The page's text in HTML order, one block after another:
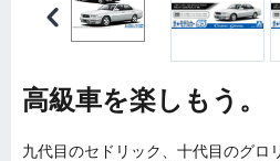
高級車を楽しもう。
九代目のセドリック、十代目のグ